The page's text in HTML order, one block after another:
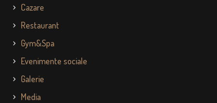
Cazare
Restaurant
Gym&Spa
Evenimente sociale
Galerie
Media